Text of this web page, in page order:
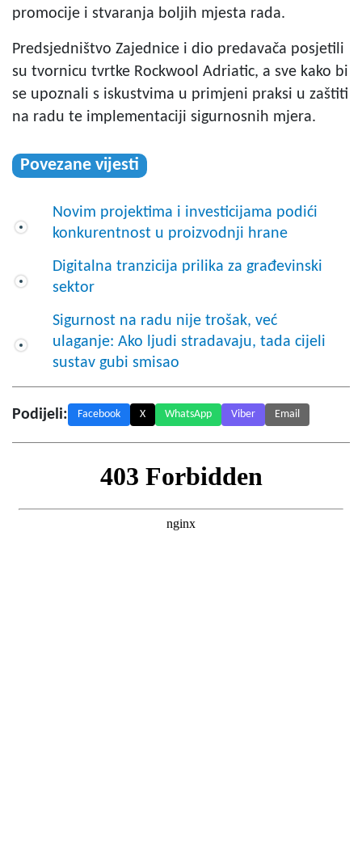
promocije i stvaranja boljih mjesta rada.
Predsjedništvo Zajednice i dio predavača posjetili
su tvornicu tvrtke Rockwool Adriatic, a sve kako bi
se upoznali s iskustvima u primjeni praksi u zaštiti
na radu te implementaciji sigurnosnih mjera.
Povezane vijesti
Novim projektima i investicijama podići
konkurentnost u proizvodnji hrane
Digitalna tranzicija prilika za građevinski
sektor
Sigurnost na radu nije trošak, već
ulaganje: Ako ljudi stradavaju, tada cijeli
sustav gubi smisao
Podijeli: Facebook X WhatsApp Viber Email